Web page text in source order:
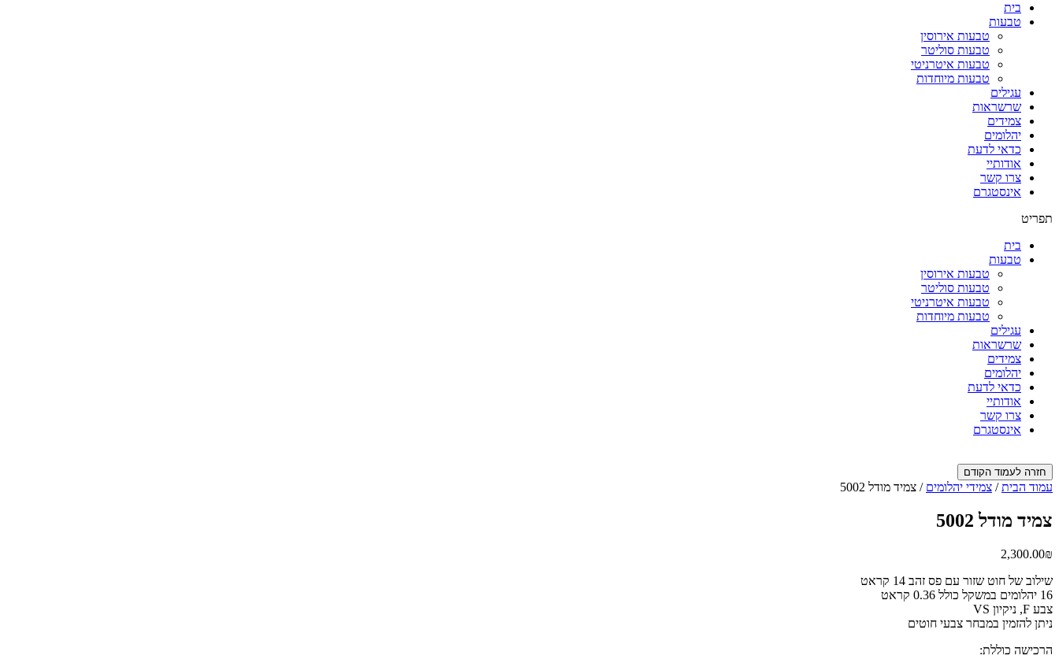
בית
טבעות
טבעות אירוסין
טבעות סוליטר
טבעות איטרניטי
טבעות מיוחדות
עגילים
שרשראות
צמידים
יהלומים
כדאי לדעת
אודותיי
צרו קשר
אינסטגרם
תפריט
בית
טבעות
טבעות אירוסין
טבעות סוליטר
טבעות איטרניטי
טבעות מיוחדות
עגילים
שרשראות
צמידים
יהלומים
כדאי לדעת
אודותיי
צרו קשר
אינסטגרם
חזרה לעמוד הקודם
עמוד הבית/ צמידי יהלומים / צמיד מודל 5002
צמיד מודל 5002
2,300.00₪
שילוב של חוט שזור עם פס זהב 14 קראט
16 יהלומים במשקל כולל 0.36 קראט
צבע F, ניקיון VS
ניתן להזמין במבחר צבעי חוטים
הרכישה כוללת: